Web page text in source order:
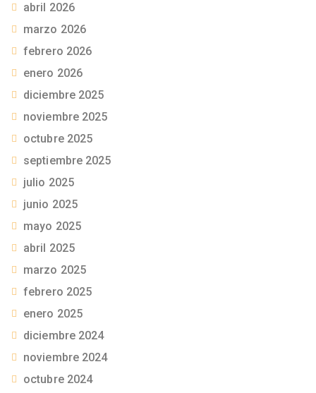
abril 2026
marzo 2026
febrero 2026
enero 2026
diciembre 2025
noviembre 2025
octubre 2025
septiembre 2025
julio 2025
junio 2025
mayo 2025
abril 2025
marzo 2025
febrero 2025
enero 2025
diciembre 2024
noviembre 2024
octubre 2024